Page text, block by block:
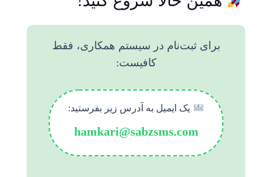
برای ثبت‌نام در سیستم همکاری، فقط
کافیست:
یک ایمیل به آدرس زیر بفرستید:
hamkari@sabzsms.com